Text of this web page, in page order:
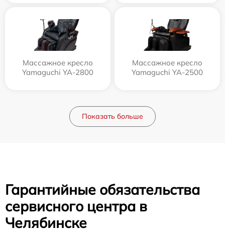
Массажное кресло
Yamaguchi YA-2800
Массажное кресло
Yamaguchi YA-2500
Показать больше
Гарантийные обязательства
сервисного центра в
Челябинске